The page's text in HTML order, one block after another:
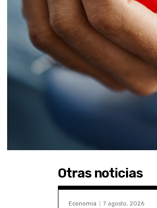
Otras noticias
Economía 7 agosto, 2026